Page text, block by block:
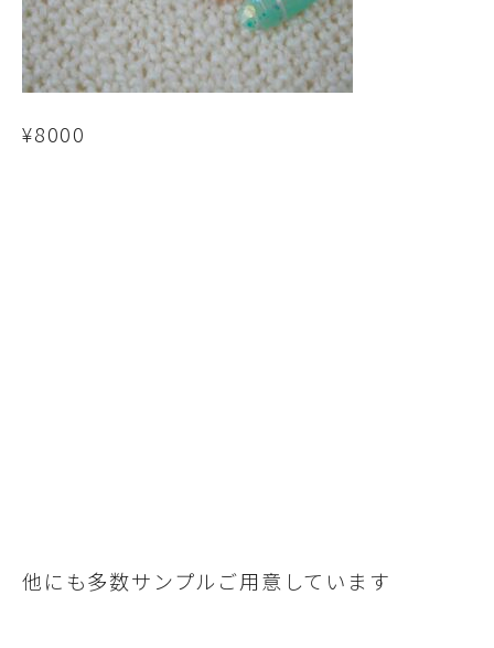
¥8000
他にも多数サンプルご用意しています